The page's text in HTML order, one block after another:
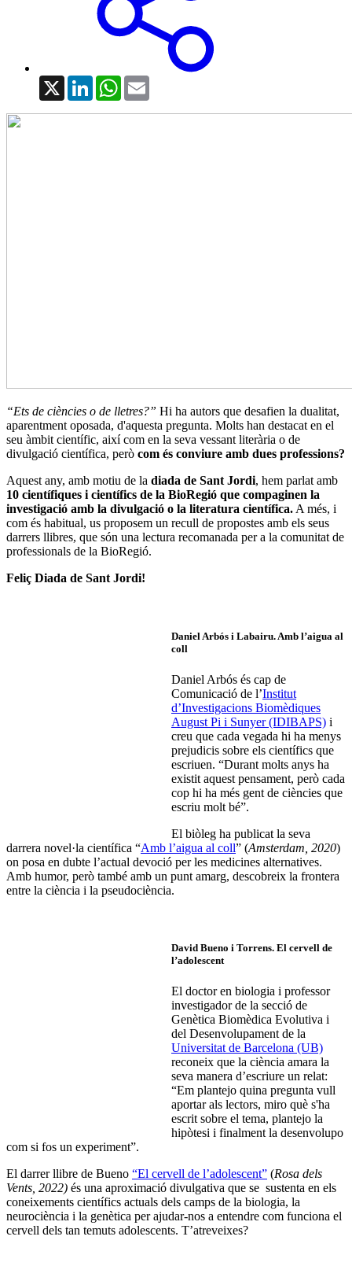
X LinkedInWhatsApp
“Ets de ciències o de lletres?” Hi ha autors que desafien la dualitat,
aparentment oposada, d'aquesta pregunta. Molts han destacat en el
seu àmbit científic, així com en la seva vessant literària o de
divulgació científica, però com és conviure amb dues professions?
Aquest any, amb motiu de la diada de Sant Jordi, hem parlat amb
10 científiques i científics de la BioRegió que compaginen la
investigació amb la divulgació o la literatura científica.A més, i
com és habitual, us proposem un recull de propostes amb els seus
darrers llibres, que són una lectura recomanada per a la comunitat de
professionals de la BioRegió.
Feliç Diada de Sant Jordi!
Daniel Arbós i Labairu. Amb l’aigua al
coll
Daniel Arbós és cap de
Comunicació de l’Institut
d’Investigacions Biomèdiques
August Pi i Sunyer (IDIBAPS) i
creu que cada vegada hi ha menys
prejudicis sobre els científics que
escriuen. “Durant molts anys ha
existit aquest pensament, però cada
cop hi ha més gent de ciències que
escriu molt bé”.
El biòleg ha publicat la seva
darrera novel·la científica “Amb l’aigua al coll” (Amsterdam, 2020)
on posa en dubte l’actual devoció per les medicines alternatives.
Amb humor, però també amb un punt amarg, descobreix la frontera
entre la ciència i la pseudociència.
David Bueno i Torrens. El cervell de
l’adolescent
El doctor en biologia i professor
investigador de la secció de
Genètica Biomèdica Evolutiva i
del Desenvolupament de la
Universitat de Barcelona (UB)
reconeix que la ciència amara la
seva manera d’escriure un relat:
“Em plantejo quina pregunta vull
aportar als lectors, miro què s'ha
escrit sobre el tema, plantejo la
hipòtesi i finalment la desenvolupo
com si fos un experiment”.
El darrer llibre de Bueno “El cervell de l’adolescent” (Rosa dels
Vents, 2022) és una aproximació divulgativa que se sustenta en els
coneixements científics actuals dels camps de la biologia, la
neurociència i la genètica per ajudar-nos a entendre com funciona el
cervell dels tan temuts adolescents. T’atreveixes?